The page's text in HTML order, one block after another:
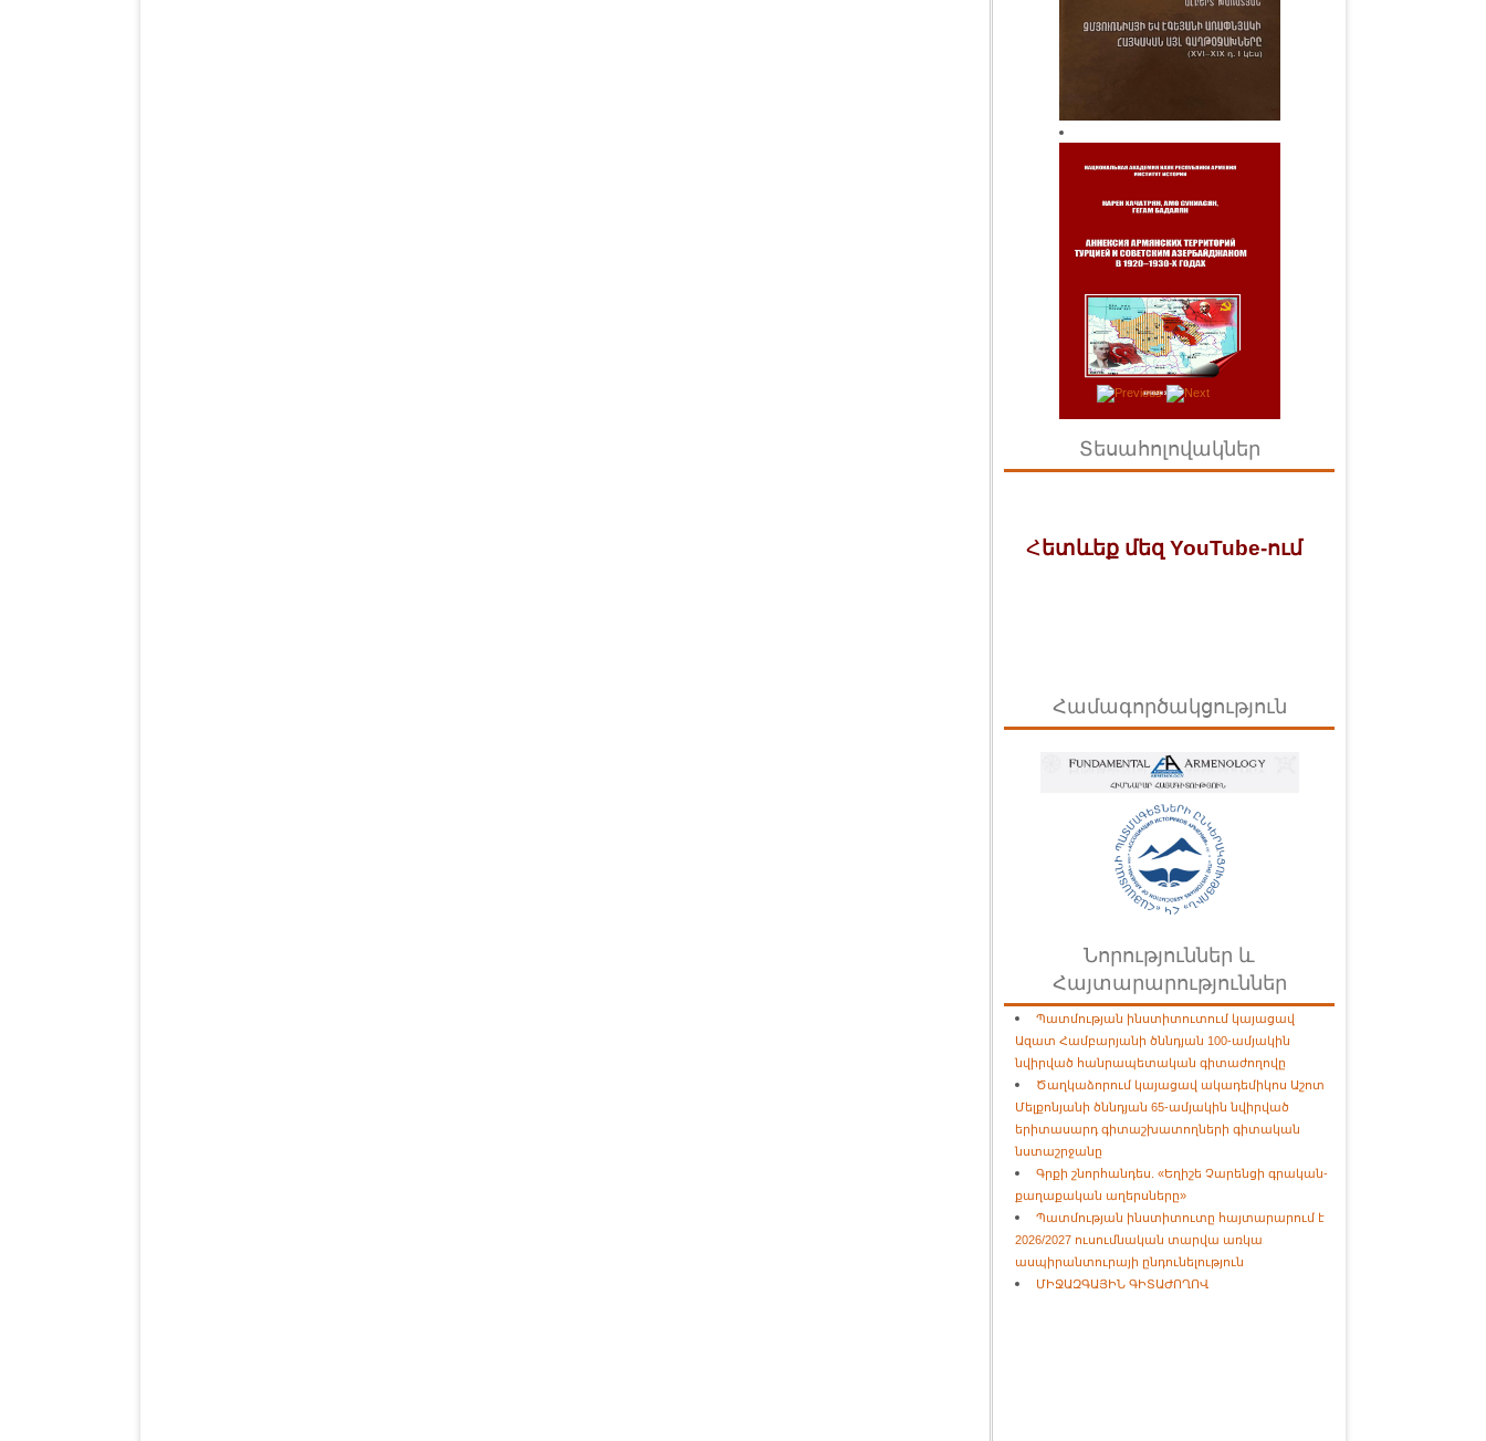
Տեսահոլովակներ
Հետևեք մեզ YouTube-ում
Համագործակցություն
Նորություններ և
Հայտարարություններ
Պատմության ինստիտուտում կայացավ
Ազատ Համբարյանի ծննդյան 100-ամյակին
նվիրված հանրապետական գիտաժողովը
Ծաղկաձորում կայացավ ակադեմիկոս Աշոտ
Մելքոնյանի ծննդյան 65-ամյակին նվիրված
երիտասարդ գիտաշխատողների գիտական
նստաշրջանը
Գրքի շնորհանդես. «Եղիշե Չարենցի գրական-
քաղաքական աղերսները»
Պատմության ինստիտուտը հայտարարում է
2026/2027 ուսումնական տարվա առկա
ասպիրանտուրայի ընդունելություն
ՄԻՋԱԶԳԱՅԻՆ ԳԻՏԱԺՈՂՈՎ